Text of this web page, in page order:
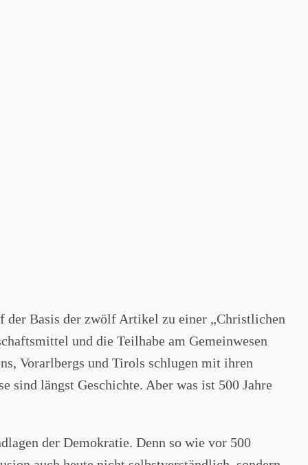
der Basis der zwölf Artikel zu einer „Christlichen
und die Teilhabe am Gemeinwesen
Vorarlbergs und Tirols schlugen mit ihren
sind längst Geschichte. Aber was ist 500 Jahre
der Demokratie. Denn so wie vor 500